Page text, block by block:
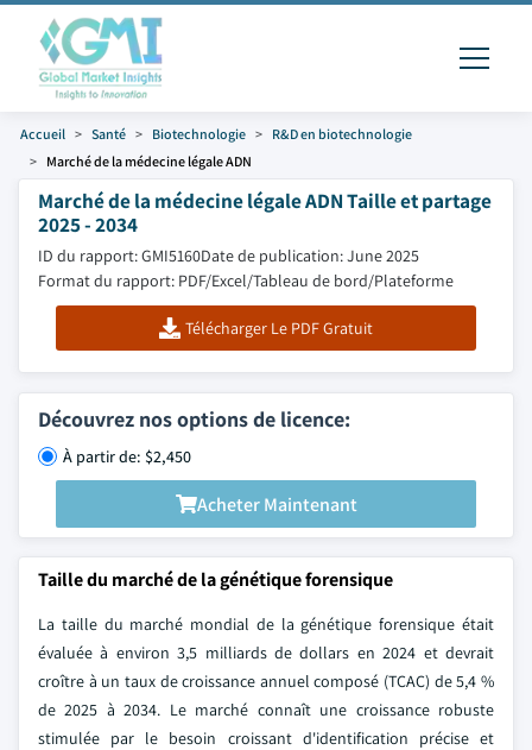
Accueil Santé Biotechnologie
R&D en biotechnologie
Marché de la médecine légale ADN
Marché de la médecine légale ADN Taille et partage
2025 - 2034
ID du rapport: GMI5160Date de publication: June 2025
Format du rapport: PDF/Excel/Tableau de bord/Plateforme
Télécharger Le PDF Gratuit
Découvrez nos options de licence:
À partir de: $2,450
Acheter Maintenant
Taille du marché de la génétique forensique
La taille du marché mondial de la génétique forensique était
évaluée à environ 3,5 milliards de dollars en 2024 et devrait
croître à un taux de croissance annuel composé (TCAC) de 5,4 %
de 2025 à 2034. Le marché connaît une croissance robuste
stimulée par le besoin croissant d'identification précise et